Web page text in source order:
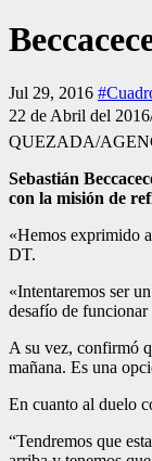
Jul 29, 2016
22 de Abril del
QUEZADA/
Sebastián
con la misión de
«Hemos exprimido
DT.
«Intentaremos ser
desafío de
A su vez, confirmó
mañana. Es una
En cuanto al duelo
“Tendremos que